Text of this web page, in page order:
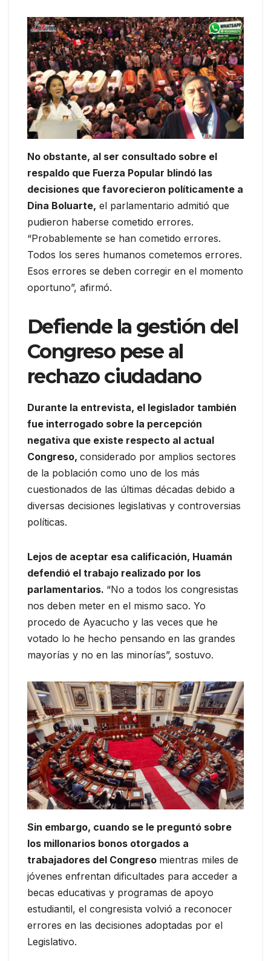
No obstante, al ser consultado sobre el
respaldo que Fuerza Popular blindó las
decisiones que favorecieron políticamente a
Dina Boluarte, el parlamentario admitió que
pudieron haberse cometido errores.
“Probablemente se han cometido errores.
Todos los seres humanos cometemos errores.
Esos errores se deben corregir en el momento
oportuno”, afirmó.
Defiende la gestión del
Congreso pese al
rechazo ciudadano
Durante la entrevista, el legislador también
fue interrogado sobre la percepción
negativa que existe respecto al actual
Congreso, considerado por amplios sectores
de la población como uno de los más
cuestionados de las últimas décadas debido a
diversas decisiones legislativas y controversias
políticas.
Lejos de aceptar esa calificación, Huamán
defendió el trabajo realizado por los
parlamentarios. “No a todos los congresistas
nos deben meter en el mismo saco. Yo
procedo de Ayacucho y las veces que he
votado lo he hecho pensando en las grandes
mayorías y no en las minorías”, sostuvo.
Sin embargo, cuando se le preguntó sobre
los millonarios bonos otorgados a
trabajadores del Congreso mientras miles de
jóvenes enfrentan dificultades para acceder a
becas educativas y programas de apoyo
estudiantil, el congresista volvió a reconocer
errores en las decisiones adoptadas por el
Legislativo.